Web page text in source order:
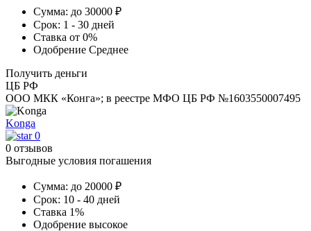
Сумма: до 30000 ₽
Срок: 1 - 30 дней
Ставка от 0%
Одобрение Среднее
Получить деньги
ЦБ РФ
ООО МКК «Конга»; в реестре МФО ЦБ РФ №1603550007495
Konga
0
0 отзывов
Выгодные условия погашения
Сумма: до 20000 ₽
Срок: 10 - 40 дней
Ставка 1%
Одобрение высокое